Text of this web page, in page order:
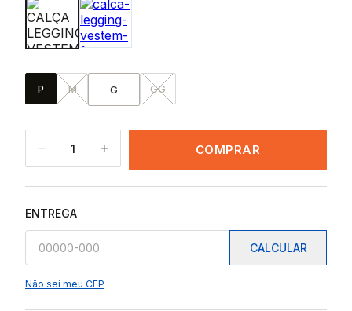
P M G GG
1 COMPRAR
ENTREGA
CALCULAR
Não sei meu CEP